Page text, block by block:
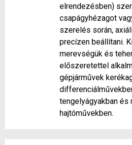
elrendezésben)
csapágyhézagot
szerelés során,
precízen beállítani.
merevségük és
előszeretettel
gépjárművek
tengelyágyakban és
hajtóművekben.